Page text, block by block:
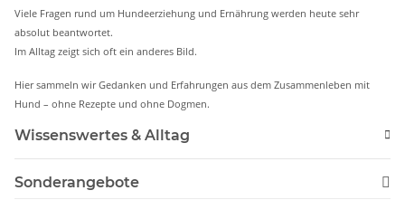
Viele Fragen rund um Hundeerziehung und Ernährung werden heute sehr
absolut beantwortet.
Im Alltag zeigt sich oft ein anderes Bild.
Hier sammeln wir Gedanken und Erfahrungen aus dem Zusammenleben mit
Hund – ohne Rezepte und ohne Dogmen.
Wissenswertes & Alltag
Sonderangebote